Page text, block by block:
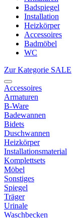
Badspiegel
Installation
Heizkörper
Accessoires
Badmöbel
WC
Zur Kategorie SALE
Accessoires
Armaturen
B-Ware
Badewannen
Bidets
Duschwannen
Heizkörper
Installationsmaterial
Komplettsets
Möbel
Sonstiges
Spiegel
Träger
Urinale
Waschbecken